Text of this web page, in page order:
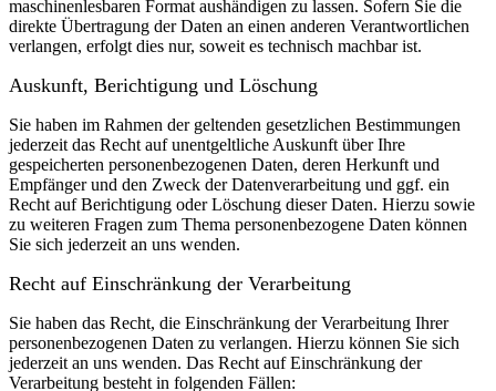
maschinenlesbaren Format aushändigen zu lassen. Sofern Sie die
direkte Übertragung der Daten an einen anderen Verantwortlichen
verlangen, erfolgt dies nur, soweit es technisch machbar ist.
Auskunft, Berichtigung und Löschung
Sie haben im Rahmen der geltenden gesetzlichen Bestimmungen
jederzeit das Recht auf unentgeltliche Auskunft über Ihre
gespeicherten personenbezogenen Daten, deren Herkunft und
Empfänger und den Zweck der Datenverarbeitung und ggf. ein
Recht auf Berichtigung oder Löschung dieser Daten. Hierzu sowie
zu weiteren Fragen zum Thema personenbezogene Daten können
Sie sich jederzeit an uns wenden.
Recht auf Einschränkung der Verarbeitung
Sie haben das Recht, die Einschränkung der Verarbeitung Ihrer
personenbezogenen Daten zu verlangen. Hierzu können Sie sich
jederzeit an uns wenden. Das Recht auf Einschränkung der
Verarbeitung besteht in folgenden Fällen: